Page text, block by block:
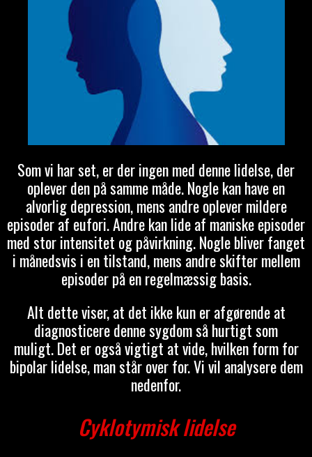
Som vi har set, er der ingen med denne lidelse, der
oplever den på samme måde. Nogle kan have en
alvorlig depression, mens andre oplever mildere
episoder af eufori. Andre kan lide af maniske episoder
med stor intensitet og påvirkning. Nogle bliver fanget
i månedsvis i en tilstand, mens andre skifter mellem
episoder på en regelmæssig basis.
Alt dette viser, at det ikke kun er afgørende at
diagnosticere denne sygdom så hurtigt som
muligt. Det er også vigtigt at vide, hvilken form for
bipolar lidelse, man står over for. Vi vil analysere dem
nedenfor.
Cyklotymisk lidelse